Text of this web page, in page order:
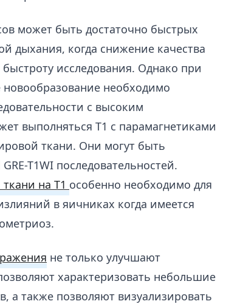
может быть достаточно быстрых
дыхания, когда снижение качества
исследования. Однако при
новообразование необходимо
с высоким
выполняться Т1 с парамагнетиками
ткани. Они могут быть
T1WI последовательностей.
на Т1 особенно необходимо для
в яичниках когда имеется
не только улучшают
характеризовать небольшие
а также позволяют визуализировать